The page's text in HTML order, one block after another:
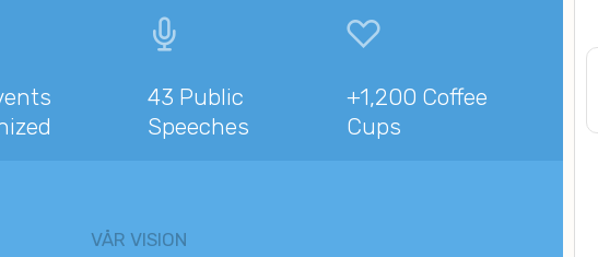
43 Public
Speeches
+1,200 Coffee
Cups
VÅR VISION